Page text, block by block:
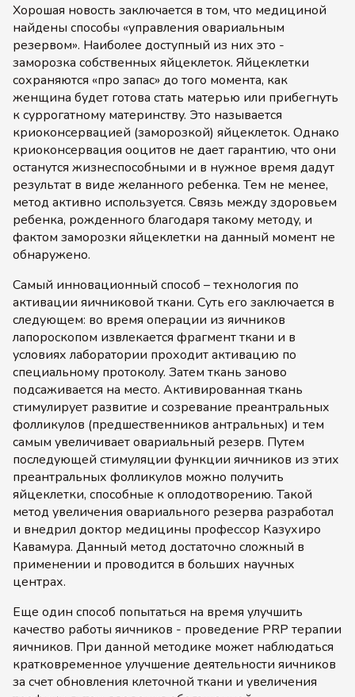
Хорошая новость заключается в том, что медициной
найдены способы «управления овариальным
резервом». Наиболее доступный из них это -
заморозка собственных яйцеклеток. Яйцеклетки
сохраняются «про запас» до того момента, как
женщина будет готова стать матерью или прибегнуть
к суррогатному материнству. Это называется
криоконсервацией (заморозкой) яйцеклеток. Однако
криоконсервация ооцитов не дает гарантию, что они
останутся жизнеспособными и в нужное время дадут
результат в виде желанного ребенка. Тем не менее,
метод активно используется. Связь между здоровьем
ребенка, рожденного благодаря такому методу, и
фактом заморозки яйцеклетки на данный момент не
обнаружено.
Самый инновационный способ – технология по
активации яичниковой ткани. Суть его заключается в
следующем: во время операции из яичников
лапороскопом извлекается фрагмент ткани и в
условиях лаборатории проходит активацию по
специальному протоколу. Затем ткань заново
подсаживается на место. Активированная ткань
стимулирует развитие и созревание преантральных
фолликулов (предшественников антральных) и тем
самым увеличивает овариальный резерв. Путем
последующей стимуляции функции яичников из этих
преантральных фолликулов можно получить
яйцеклетки, способные к оплодотворению. Такой
метод увеличения овариального резерва разработал
и внедрил доктор медицины профессор Казухиро
Кавамура. Данный метод достаточно сложный в
применении и проводится в больших научных
центрах.
Еще один способ попытаться на время улучшить
качество работы яичников - проведение PRP терапии
яичников. При данной методике может наблюдаться
кратковременное улучшение деятельности яичников
за счет обновления клеточной ткани и увеличения